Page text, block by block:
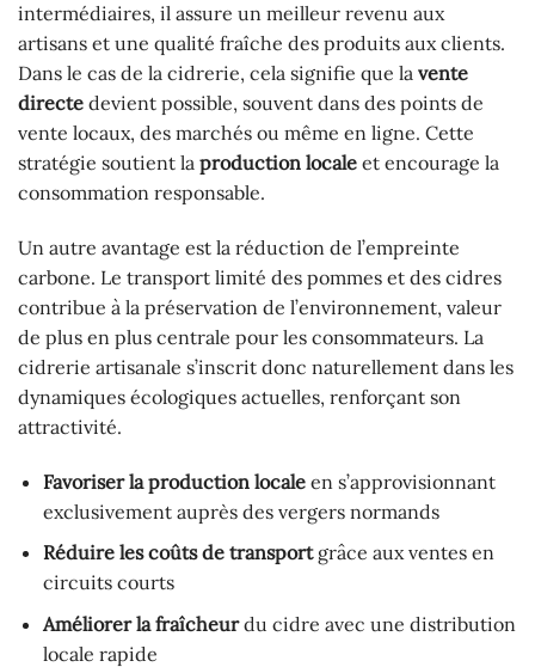
intermédiaires, il assure un meilleur revenu aux
artisans et une qualité fraîche des produits aux clients.
Dans le cas de la cidrerie, cela signifie que la vente
directe devient possible, souvent dans des points de
vente locaux, des marchés ou même en ligne. Cette
stratégie soutient la production locale et encourage la
consommation responsable.
Un autre avantage est la réduction de l’empreinte
carbone. Le transport limité des pommes et des cidres
contribue à la préservation de l’environnement, valeur
de plus en plus centrale pour les consommateurs. La
cidrerie artisanale s’inscrit donc naturellement dans les
dynamiques écologiques actuelles, renforçant son
attractivité.
Favoriser la production localeen s’approvisionnant
exclusivement auprès des vergers normands
Réduire les coûts de transportgrâce aux ventes en
circuits courts
Améliorer la fraîcheurdu cidre avec une distribution
locale rapide